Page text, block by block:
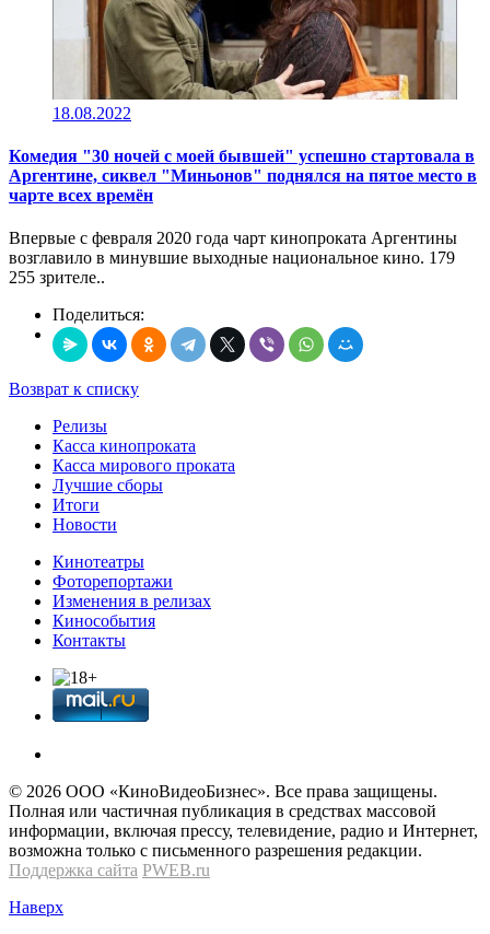
18.08.2022
Комедия "30 ночей с моей бывшей" успешно стартовала в
Аргентине, сиквел "Миньонов" поднялся на пятое место в
чарте всех времён
Впервые с февраля 2020 года чарт кинопроката Аргентины
возглавило в минувшие выходные национальное кино. 179
255 зрителе..
Поделиться:
Возврат к списку
Релизы
Касса кинопроката
Касса мирового проката
Лучшие сборы
Итоги
Новости
Кинотеатры
Фоторепортажи
Изменения в релизах
Кинособытия
Контакты
© 2026 OOО «КиноВидеоБизнес». Все права защищены.
Полная или частичная публикация в средствах массовой
информации, включая прессу, телевидение, радио и Интернет,
возможна только с письменного разрешения редакции.
Поддержка сайта PWEB.ru
Наверх